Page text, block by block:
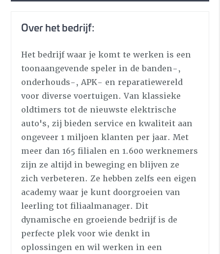
Over het bedrijf:
Het bedrijf waar je komt te werken is een
toonaangevende speler in de banden-,
onderhouds-, APK- en reparatiewereld
voor diverse voertuigen. Van klassieke
oldtimers tot de nieuwste elektrische
auto's, zij bieden service en kwaliteit aan
ongeveer 1 miljoen klanten per jaar. Met
meer dan 165 filialen en 1.600 werknemers
zijn ze altijd in beweging en blijven ze
zich verbeteren. Ze hebben zelfs een eigen
academy waar je kunt doorgroeien van
leerling tot filiaalmanager. Dit
dynamische en groeiende bedrijf is de
perfecte plek voor wie denkt in
oplossingen en wil werken in een